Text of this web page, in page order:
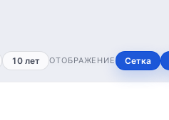
10 лет ОТОБРАЖЕНИЕ Сетка